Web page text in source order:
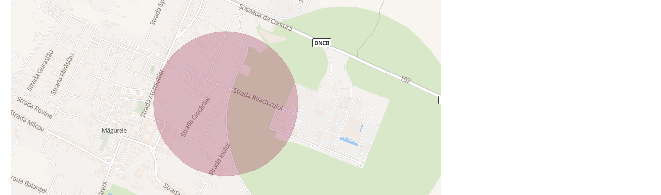
Separat - vindem şi teren vecin in suprafaţă de 742 mp
đŸ“Œ Locaţie de top â€“ central, dar ferit de agitaţie, perfect pentru viaţa de zi cu zi!
đŸ’° Preţ: 190000 EUR
đŸ“… Disponibil pentru vizionări: marţi şi vineri
đŸ“ž Contact: